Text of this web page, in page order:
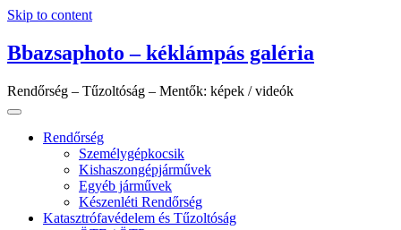
Skip to content
Bbazsaphoto – kéklámpás galéria
Rendőrség – Tűzoltóság – Mentők: képek / videók
Rendőrség
Személygépkocsik
Kishaszongépjárművek
Egyéb járművek
Készenléti Rendőrség
Katasztrófavédelem és Tűzoltóság